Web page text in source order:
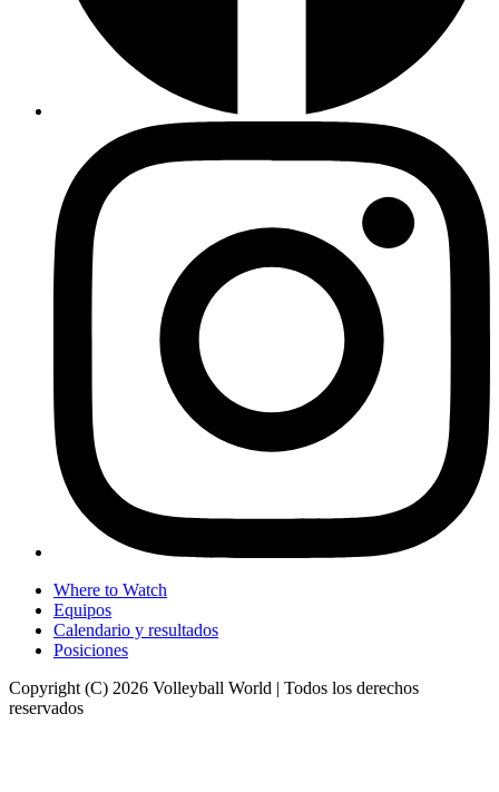
Where to Watch
Equipos
Calendario y resultados
Posiciones
Copyright (C) 2026 Volleyball World | Todos los derechos
reservados